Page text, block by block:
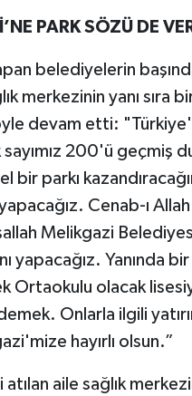
PARK SÖZÜ DE
belediyelerin
merkezinin yanı sıra
devam etti:
200'ü geçmiş
bir parkı
Cenab-ı
Melikgazi
yapacağız.
Ortaokulu olacak
Onlarla ilgili
hayırlı olsun.”
atılan aile sağlık